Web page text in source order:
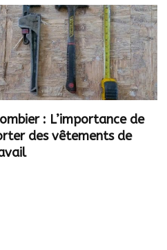
: L’importance de
des vêtements de